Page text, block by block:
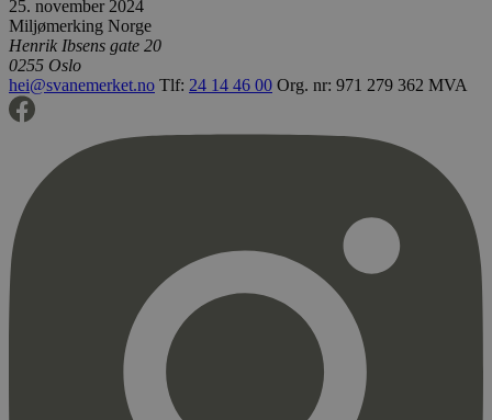
25. november 2024
Miljømerking Norge
Henrik Ibsens gate 20
0255 Oslo
hei@svanemerket.no Tlf: 24 14 46 00 Org. nr: 971 279 362 MVA